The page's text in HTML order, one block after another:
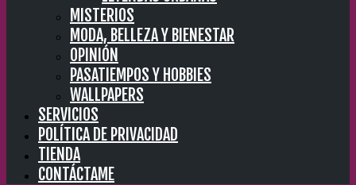
MISTERIOS
MODA, BELLEZA Y BIENESTAR
OPINIÓN
PASATIEMPOS Y HOBBIES
WALLPAPERS
SERVICIOS
POLÍTICA DE PRIVACIDAD
TIENDA
CONTÁCTAME